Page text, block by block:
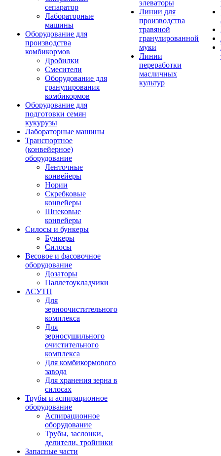
сепаратор
Лабораторные
машины
Оборудование для
производства
комбикормов
Дробилки
Смесители
Оборудование для
гранулирования
комбикормов
Оборудование для
подготовки семян
кукурузы
Лабораторные машины
Транспортное
(конвейерное)
оборудование
Ленточные
конвейеры
Нории
Скребковые
конвейеры
Шнековые
конвейеры
Силосы и бункеры
Бункеры
Силосы
Весовое и фасовочное
оборудование
Дозаторы
Паллетоукладчики
АСУТП
Для
зерноочистительного
комплекса
Для
зерносушильного
очистительного
комплекса
Для комбикормового
завода
Для хранения зерна в
силосах
Трубы и аспирационное
оборудование
Аспирационное
оборудование
Трубы, заслонки,
делители, тройники
Запасные части
элеваторы
Линии для
производства
травяной
гранулированной
муки
Линии
переработки
масличных
культур